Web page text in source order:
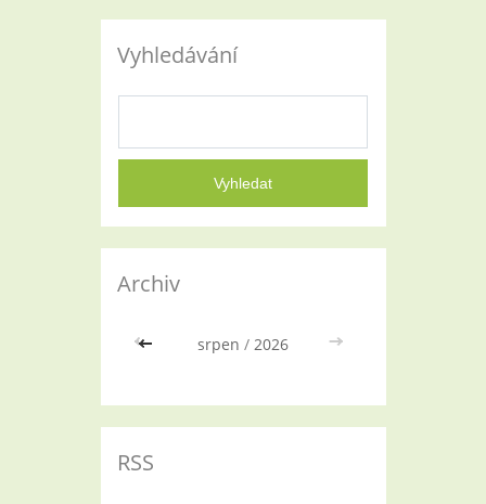
Vyhledávání
Archiv
<< srpen / 2026 >>
RSS